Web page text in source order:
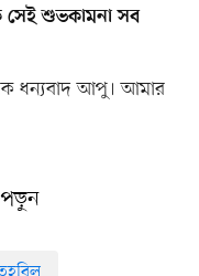
সেই শুভকামনা সব
ধন্যবাদ আপু। আমার